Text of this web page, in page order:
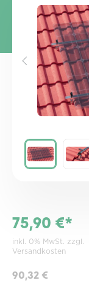
75,90 €*
inkl. 0% MwSt. zzgl.
Versandkosten
90,32 €